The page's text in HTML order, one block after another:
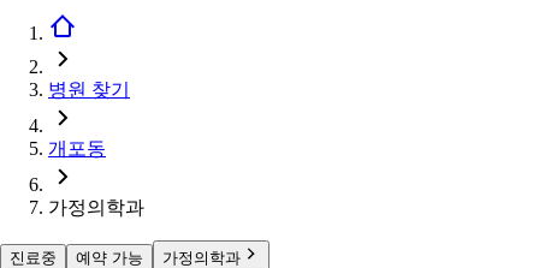
병원 찾기
개포동
가정의학과
진료중 예약 가능 가정의학과